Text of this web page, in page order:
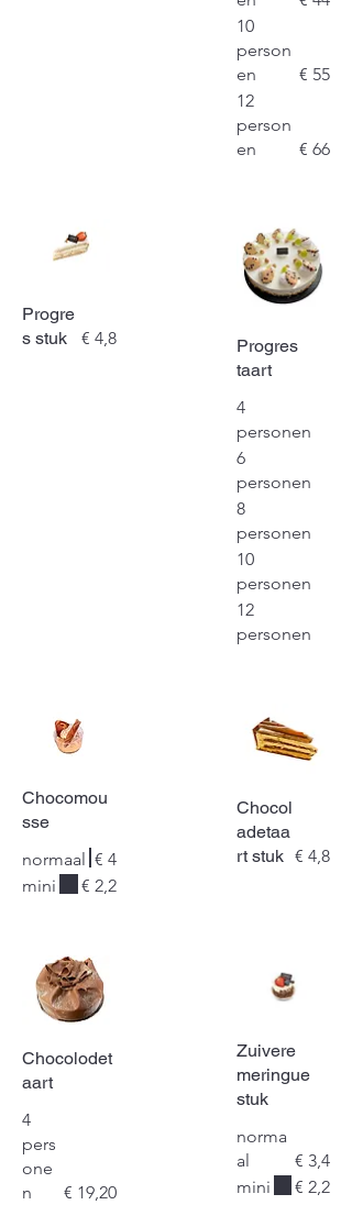
10
person
en
€ 55
12
person
en
€ 66
Progre
s stuk
€ 4,8
Progres
taart
4
personen
6
personen
8
personen
10
personen
12
personen
Chocomou
sse
normaal € 4
mini
€ 2,2
Chocol
adetaa
rt stuk € 4,8
Chocolodet
aart
4
pers
one
n
€ 19,20
Zuivere
meringue
stuk
norma
al
€ 3,4
mini
€ 2,2